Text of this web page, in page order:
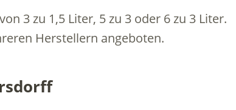
3 zu 1,5 Liter, 5 zu 3 oder 6 zu 3 Liter.
Herstellern angeboten.